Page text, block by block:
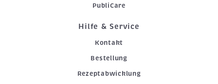
PubliCare
Hilfe & Service
Kontakt
Bestellung
Rezeptabwicklung